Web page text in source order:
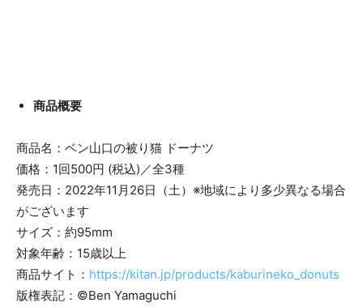
商品概要
商品名：ベン山口の被り猫 ドーナツ
価格：1回500円 (税込)／全3種
発売日：2022年11月26日（土）※地域により多少異なる場合
がございます
サイズ：約95mm
対象年齢：15歳以上
商品サイト： https://kitan.jp/products/kaburineko_donuts
版権表記：©Ben Yamaguchi